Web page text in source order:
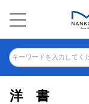
キーワードを入力してく
洋書